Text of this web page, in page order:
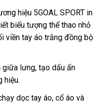
hiệu 5GOAL SPORT in
biểu tượng thể thao nhỏ
viền tay áo trắng đồng bộ
lưng, tạo dấu ấn
hiệu.
dọc tay áo, cổ áo và